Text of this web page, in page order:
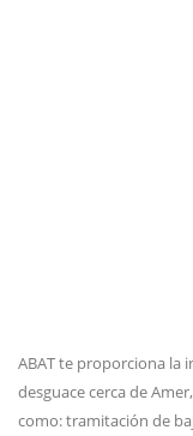
ABAT te proporciona la
desguace cerca de
como: tramitación de